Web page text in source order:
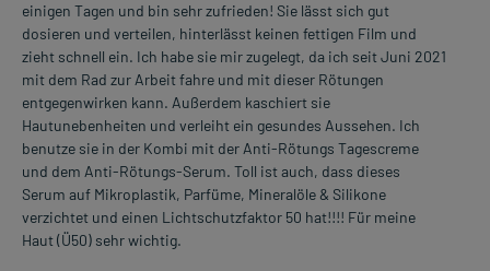
einigen Tagen und bin sehr zufrieden! Sie lässt sich gut
dosieren und verteilen, hinterlässt keinen fettigen Film und
zieht schnell ein. Ich habe sie mir zugelegt, da ich seit Juni 2021
mit dem Rad zur Arbeit fahre und mit dieser Rötungen
entgegenwirken kann. Außerdem kaschiert sie
Hautunebenheiten und verleiht ein gesundes Aussehen. Ich
benutze sie in der Kombi mit der Anti-Rötungs Tagescreme
und dem Anti-Rötungs-Serum. Toll ist auch, dass dieses
Serum auf Mikroplastik, Parfüme, Mineralöle & Silikone
verzichtet und einen Lichtschutzfaktor 50 hat!!!! Für meine
Haut (Ü50) sehr wichtig.